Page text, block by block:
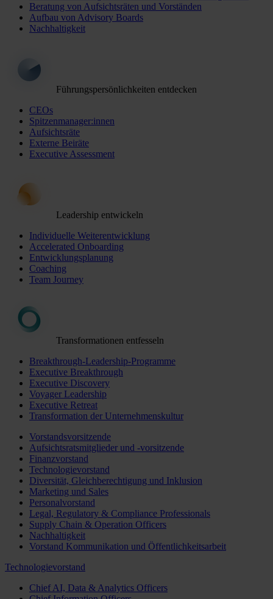
Beratung von Aufsichtsräten und Vorständen
Aufbau von Advisory Boards
Nachhaltigkeit
Führungspersönlichkeiten entdecken
CEOs
Spitzenmanager:innen
Aufsichtsräte
Externe Beiräte
Executive Assessment
Leadership entwickeln
Individuelle Weiterentwicklung
Accelerated Onboarding
Entwicklungsplanung
Coaching
Team Journey
Transformationen entfesseln
Breakthrough-Leadership-Programme
Executive Breakthrough
Executive Discovery
Voyager Leadership
Executive Retreat
Transformation der Unternehmenskultur
Vorstandsvorsitzende
Aufsichtsratsmitglieder und -vorsitzende
Finanzvorstand
Technologievorstand
Diversität, Gleichberechtigung und Inklusion
Marketing und Sales
Personalvorstand
Legal, Regulatory & Compliance Professionals
Supply Chain & Operation Officers
Nachhaltigkeit
Vorstand Kommunikation und Öffentlichkeitsarbeit
Technologievorstand
Chief AI, Data & Analytics Officers